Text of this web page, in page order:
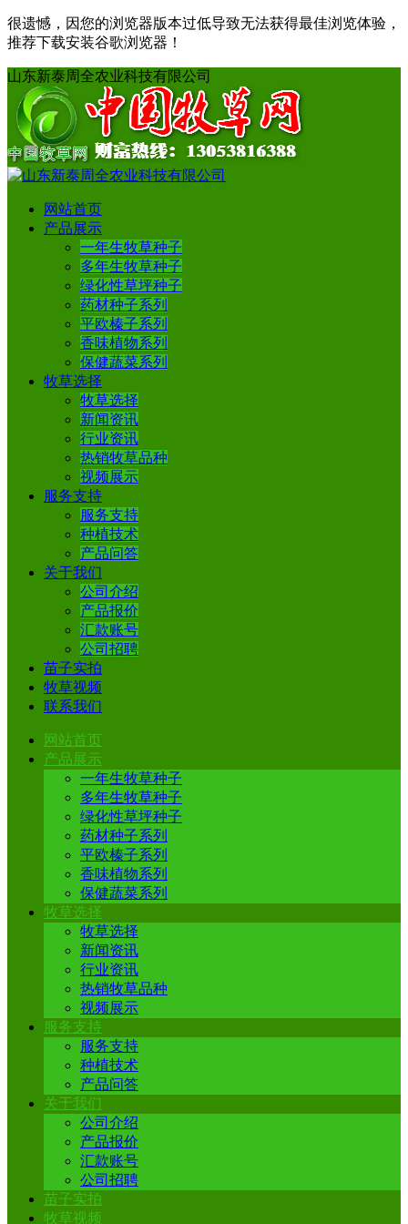
很遗憾，因您的浏览器版本过低导致无法获得最佳浏览体验，
推荐下载安装谷歌浏览器！
山东新泰周全农业科技有限公司
网站首页
产品展示
一年生牧草种子
多年生牧草种子
绿化性草坪种子
药材种子系列
平欧榛子系列
香味植物系列
保健蔬菜系列
牧草选择
牧草选择
新闻资讯
行业资讯
热销牧草品种
视频展示
服务支持
服务支持
种植技术
产品问答
关于我们
公司介绍
产品报价
汇款账号
公司招聘
苗子实拍
牧草视频
联系我们
网站首页
产品展示
一年生牧草种子
多年生牧草种子
绿化性草坪种子
药材种子系列
平欧榛子系列
香味植物系列
保健蔬菜系列
牧草选择
牧草选择
新闻资讯
行业资讯
热销牧草品种
视频展示
服务支持
服务支持
种植技术
产品问答
关于我们
公司介绍
产品报价
汇款账号
公司招聘
苗子实拍
牧草视频